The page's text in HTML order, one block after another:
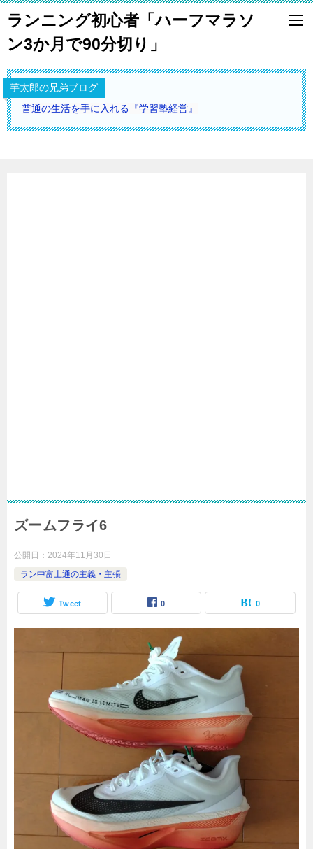
ランニング初心者「ハーフマラソ
ン3か月で90分切り」
芋太郎の兄弟ブログ
普通の生活を手に入れる『学習塾経営』
ズームフライ6
公開日： 2024年11月30日
ラン中富土通の主義・主張
Tweet 0 0